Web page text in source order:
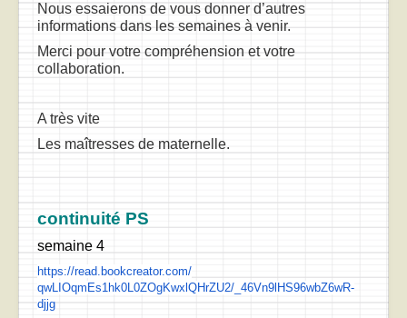
Nous essaierons de vous donner d’autres
informations dans les semaines à venir.
Merci pour votre compréhension et votre
collaboration.
A très vite
Les maîtresses de maternelle.
continuité PS
semaine 4
https://read.bookcreator.com/
qwLIOqmEs1hk0L0ZOgKwxlQHrZU2/_ 46Vn9lHS96wbZ6wR-
djjg